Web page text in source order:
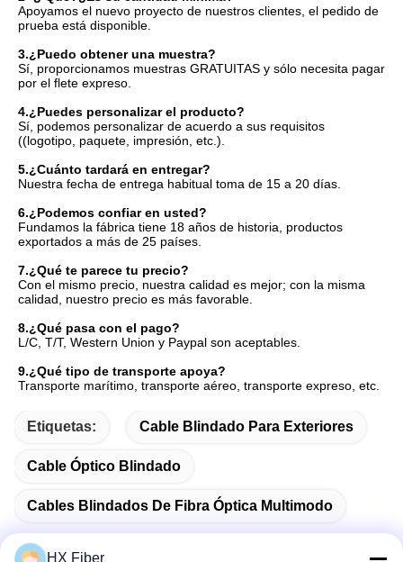
Apoyamos el nuevo proyecto de nuestros clientes, el pedido de
prueba está disponible.
3.¿Puedo obtener una muestra?
Sí, proporcionamos muestras GRATUITAS y sólo necesita pagar
por el flete expreso.
4.¿Puedes personalizar el producto?
Sí, podemos personalizar de acuerdo a sus requisitos
((logotipo, paquete, impresión, etc.).
5.¿Cuánto tardará en entregar?
Nuestra fecha de entrega habitual toma de 15 a 20 días.
6.¿Podemos confiar en usted?
Fundamos la fábrica tiene 18 años de historia, productos
exportados a más de 25 países.
7.¿Qué te parece tu precio?
Con el mismo precio, nuestra calidad es mejor; con la misma
calidad, nuestro precio es más favorable.
8.¿Qué pasa con el pago?
L/C, T/T, Western Union y Paypal son aceptables.
9.¿Qué tipo de transporte apoya?
Transporte marítimo, transporte aéreo, transporte expreso, etc.
Etiquetas: Cable Blindado Para Exteriores
Cable Óptico Blindado
Cables Blindados De Fibra Óptica Multimodo
HX Fiber